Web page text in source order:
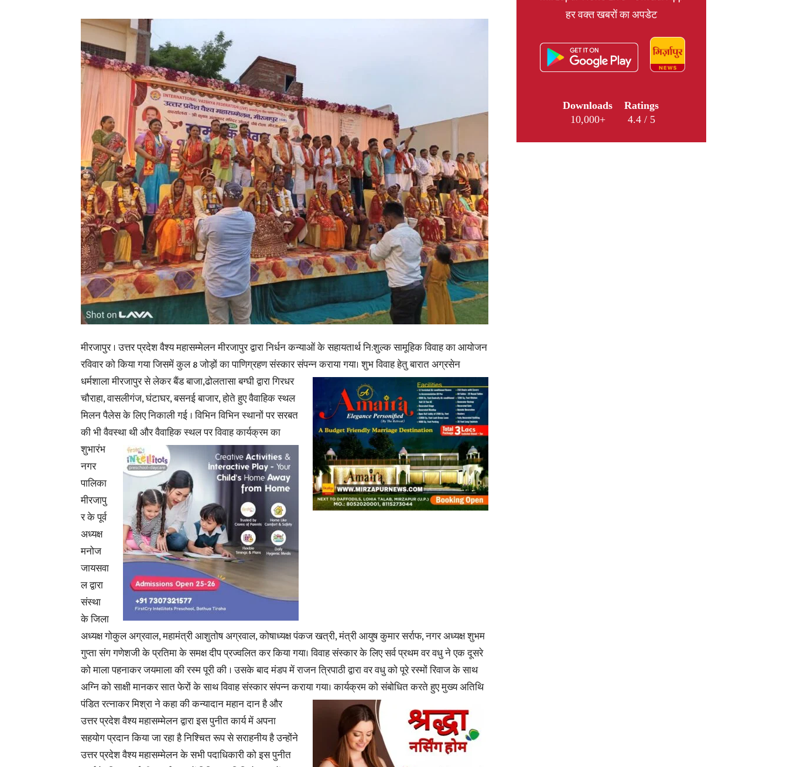
Latest
News
Hindi,
Today
Paper
मीरजापुर । उत्तर प्रदेश वैश्य महासम्मेलन मीरजापुर द्वारा निर्धन कन्याओं के सहायतार्थ नि:शुल्क सामूहिक विवाह का आयोजन
रविवार को किया गया जिसमें कुल 8 जोड़ों का पाणिग्रहण संस्कार संपन्न कराया गया। शुभ विवाह हेतु बारात अग्रसेन
धर्मशालामीरजापुर से लेकर बैंड बाजा,ढोलतासा बग्घी द्वारा गिरधर
चौराहा, वासलीगंज, घंटाघर, बसनई बाजार, होते हुए वैवाहिक स्थल
मिलन पैलेस के लिए निकाली गई । विभिन विभिन स्थानों पर सरबत
की भी वैवस्था थी और वैवाहिक स्थल परविवाह कार्यक्रम का
शुभारंभ
नगर
पालिका
मीरजापु
र के पूर्व
अध्यक्ष
मनोज
जायसवा
ल द्वारा
संस्था
के जिला
अध्यक्ष गोकुल अग्रवाल, महामंत्री आशुतोष अग्रवाल, कोषाध्यक्ष पंकज खत्री, मंत्री आयुष कुमार सर्राफ, नगर अध्यक्ष शुभम
गुप्ता संग गणेशजी के प्रतिमा के समक्ष दीप प्रज्वलित कर किया गया। विवाह संस्कार के लिए सर्व प्रथम वर वधु ने एक दूसरे
को माला पहनाकर जयमाला की रस्म पूरी की । उसके बाद मंडप में राजन त्रिपाठी द्वारा वर वधु को पूरे रस्मों रिवाज के साथ
अग्नि को साक्षी मानकर सात फेरों के साथ विवाह संस्कार संपन्न कराया गया। कार्यक्रम को संबोधित करते हुए मुख्य अतिथि
पंडितरत्नाकर मिश्रा ने कहा की कन्यादान महान दान है और
उत्तर प्रदेश वैश्य महासम्मेलन द्वारा इस पुनीत कार्य में अपना
सहयोग प्रदान किया जा रहा है निश्चित रूप से सराहनीय है उन्होंने
उत्तर प्रदेश वैश्य महासम्मेलन के सभी पदाधिकारी को इस पुनीत
हर वक्त खबरों का अपडेट
Downloads
10,000+
Ratings
4.4 / 5